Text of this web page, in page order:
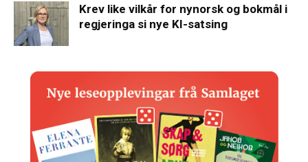
Krev like vilkår for nynorsk og bokmål i
regjeringa si nye KI-satsing